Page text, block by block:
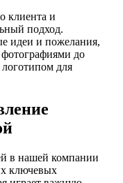
клиента и
подход.
идеи и пожелания,
фотографиями до
для
в нашей компании
ключевых